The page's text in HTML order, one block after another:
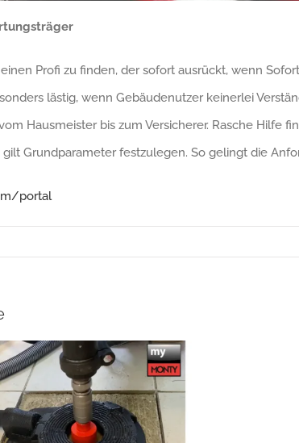
Profi zu finden, der sofort ausrückt, wenn
lästig, wenn Gebäudenutzer keinerlei
Hausmeister bis zum Versicherer. Rasche Hilfe
Grundparameter festzulegen. So gelingt die
portal